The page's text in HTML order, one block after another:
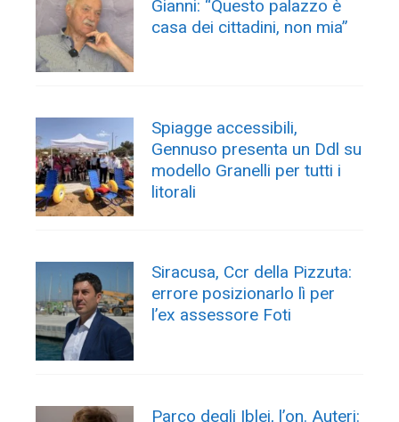
Gianni: “Questo palazzo è
casa dei cittadini, non mia”
Spiagge accessibili,
Gennuso presenta un Ddl su
modello Granelli per tutti i
litorali
Siracusa, Ccr della Pizzuta:
errore posizionarlo lì per
l’ex assessore Foti
Parco degli Iblei, l’on. Auteri: